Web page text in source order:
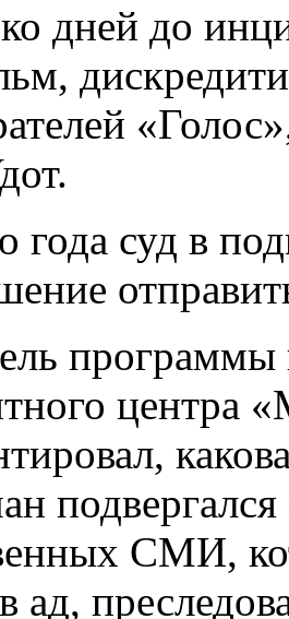
дней до
года суд в
центра
СМИ,
ад,